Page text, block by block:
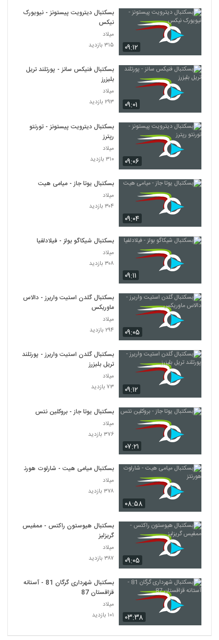
۰۹:۱۲
بسکتبال دیترویت پیستونز - نیویورک
نیکس
میلاد
۳۱۵ بازدید
۰۹:۰۱
بسکتبال فنیکس سانز - پورتلند تریل
بلیزرز
میلاد
۲۹۳ بازدید
۰۹:۰۶
بسکتبال دیترویت پیستونز - تورنتو
رپترز
میلاد
۳۱۰ بازدید
۰۹:۰۴
بسکتبال یوتا جاز - میامی هیت
میلاد
۳۰۴ بازدید
۰۹:۱۱
بسکتبال شیکاگو بولز - فیلادلفیا
میلاد
۳۰۸ بازدید
۰۹:۰۵
بسکتبال گلدن استیت واریرز - دالاس
ماوریکس
میلاد
۲۹۴ بازدید
۰۹:۱۲
بسکتبال گلدن استیت واریرز - پورتلند
تریل بلیزرز
میلاد
۷۳ بازدید
۰۷:۲۱
بسکتبال یوتا جاز - بروکلین نتس
میلاد
۳۷۶ بازدید
۰۸:۵۸
بسکتبال میامی هیت - شارلوت هورنتز
میلاد
۳۷۸ بازدید
۰۹:۰۵
بسکتبال هیوستون راکتس - ممفیس
گریزلیز
میلاد
۳۸۷ بازدید
۰۳:۳۸
بسکتبال شهرداری گرگان 81 - آستانه
قزاقستان 87
میلاد
۱۰۱ بازدید